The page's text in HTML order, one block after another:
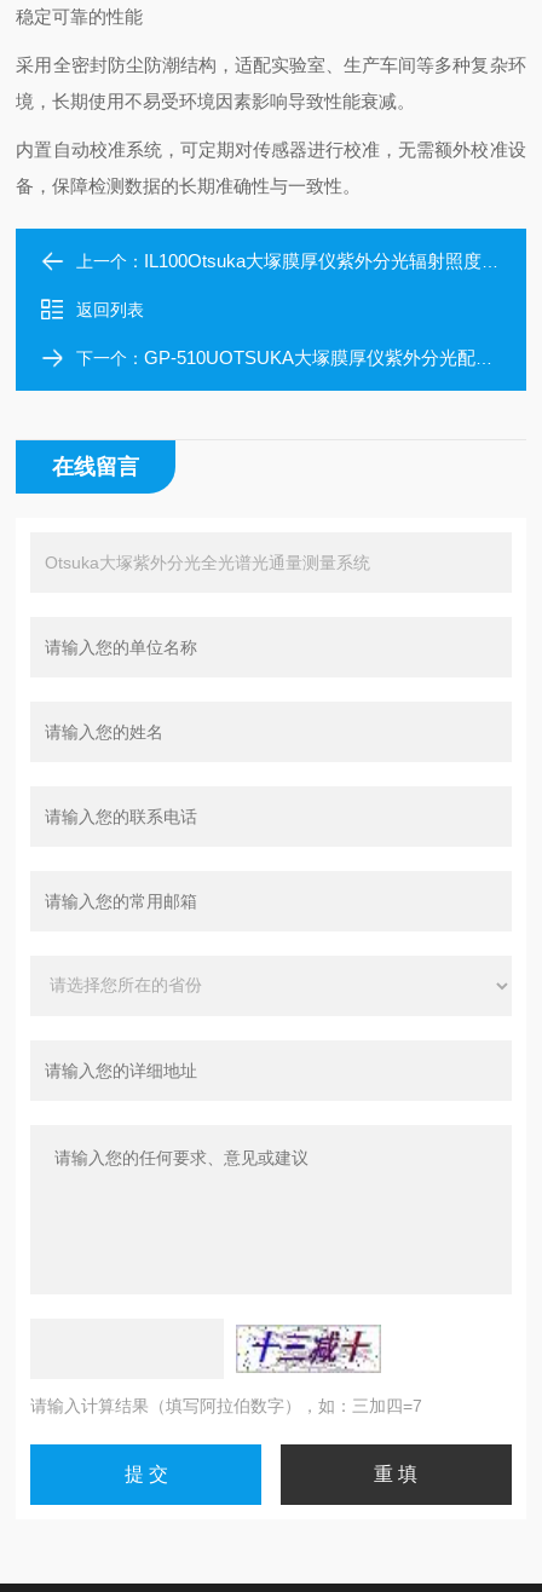
‌稳定可靠的性能‌
采用全密封防尘防潮结构，适配实验室、生产车间等多种复杂环
境，长期使用不易受环境因素影响导致性能衰减。
内置自动校准系统，可定期对传感器进行校准，无需额外校准设
备，保障检测数据的长期准确性与一致性。
上一个： IL100Otsuka大塚膜厚仪紫外分光辐射照度测量系统
返回列表
下一个：GP-510UOTSUKA大塚膜厚仪紫外分光配光测量系统
在线留言
请输入计算结果（填写阿拉伯数字），如：三加四=7